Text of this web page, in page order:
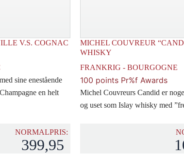
V.S. COGNAC
sine enestående
en helt
NORMALPRIS:
399,95
MICHEL COUVREUR
WHISKY
FRANKRIG - BOURGOGNE
100 points Pr%f Awards
Michel Couvreurs Candid er
og uset som Islay whisky med